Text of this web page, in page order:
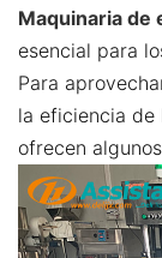
Maquinaria de
esencial para
Para
la eficiencia de
ofrecen